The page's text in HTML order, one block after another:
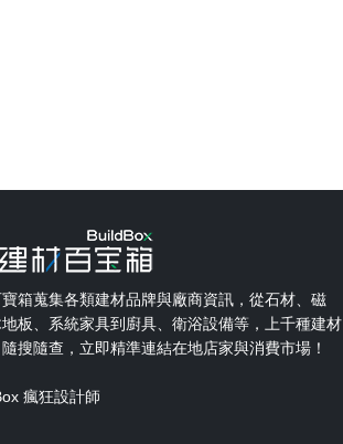
箱蒐集各類建材品牌與廠商資訊，從石材、磁
板、系統家具到廚具、衛浴設備等，上千種建材
搜隨查，立即精準連結在地店家與消費市場！
瘋狂設計師